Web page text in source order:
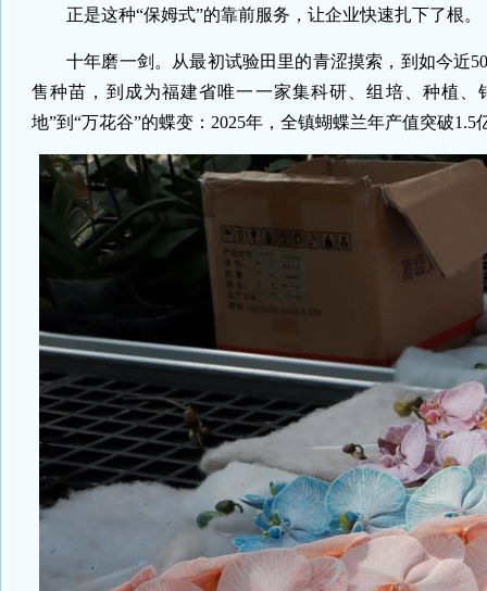
正是这种“保姆式”的靠前服务，让企业快速扎下了根。
十年磨一剑。从最初试验田里的青涩摸索，到如今近
售种苗，到成为福建省唯一一家集科研、组培、种植
地”到“万花谷”的蝶变：2025年，全镇蝴蝶兰年产值突破1.5